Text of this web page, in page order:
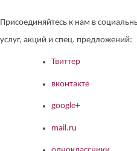
Присоединяйтесь к нам в
услуг, акций и спец. предложений:
Твиттер
вконтакте
google+
mail.ru